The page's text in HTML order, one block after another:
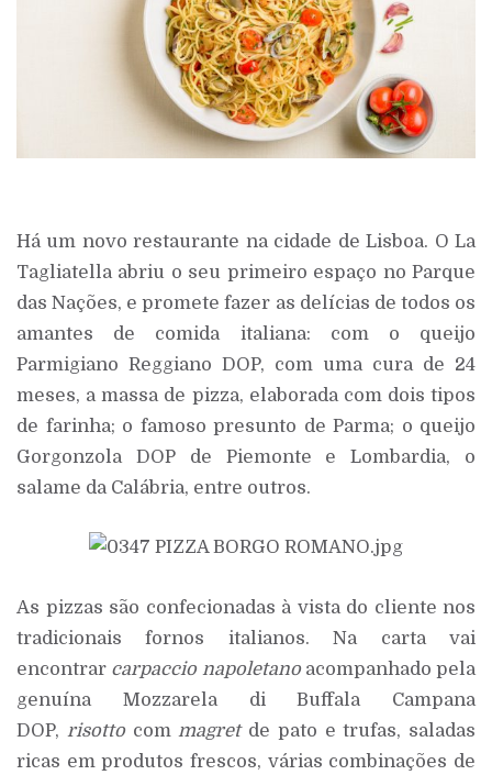
Há um novo restaurante na cidade de Lisboa. O La
Tagliatella abriu o seu primeiro espaço no Parque
das Nações, e promete fazer as delícias de todos os
amantes de comida italiana: com o queijo
Parmigiano Reggiano DOP, com uma cura de 24
meses, a massa de pizza, elaborada com dois tipos
de farinha; o famoso presunto de Parma; o queijo
Gorgonzola DOP de Piemonte e Lombardia, o
salame da Calábria, entre outros.
As pizzas são confecionadas à vista do cliente nos
tradicionais fornos italianos. Na carta vai
encontrar carpaccio napoletanoacompanhado pela
genuína Mozzarela di Buffala Campana
DOP, risottocom magretde pato e trufas, saladas
ricas em produtos frescos, várias combinações de